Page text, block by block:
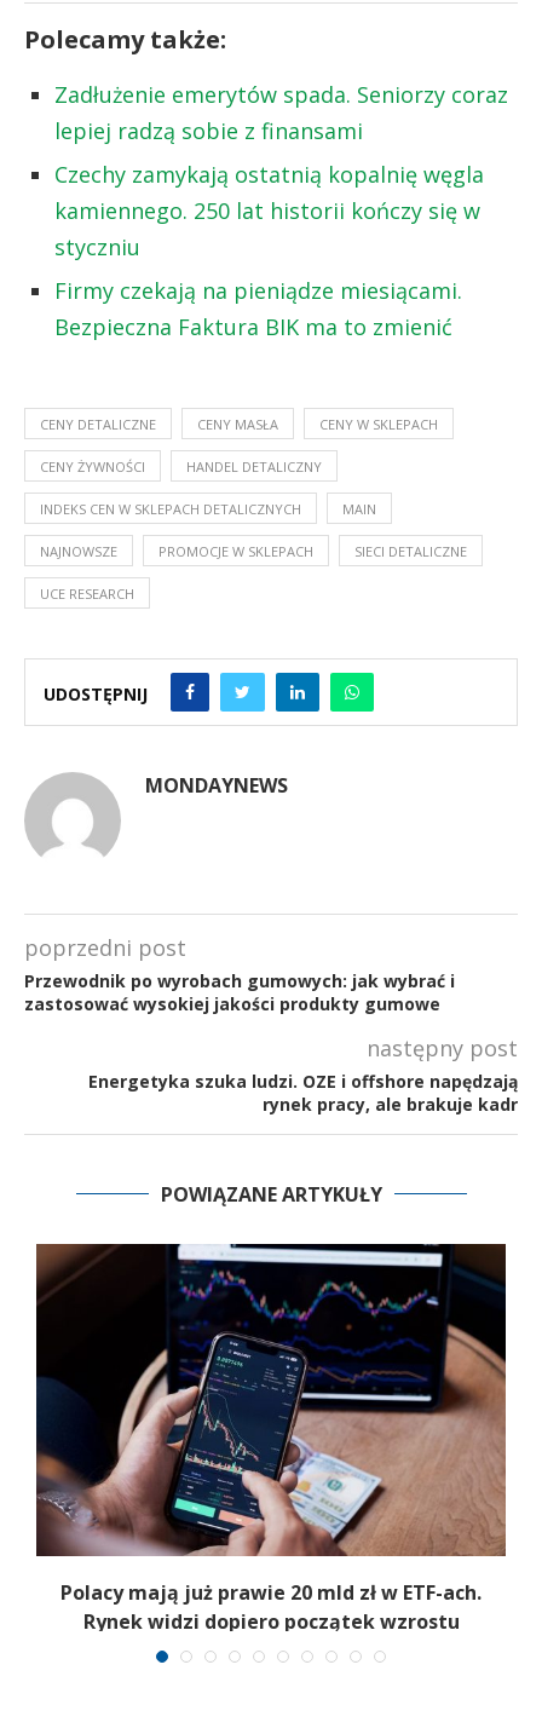
Polecamy także:
Zadłużenie emerytów spada. Seniorzy coraz
lepiej radzą sobie z finansami
Czechy zamykają ostatnią kopalnię węgla
kamiennego. 250 lat historii kończy się w
styczniu
Firmy czekają na pieniądze miesiącami.
Bezpieczna Faktura BIK ma to zmienić
CENY DETALICZNE CENY MASŁA CENY W SKLEPACH
CENY ŻYWNOŚCI HANDEL DETALICZNY
INDEKS CEN W SKLEPACH DETALICZNYCH MAIN
NAJNOWSZE PROMOCJE W SKLEPACH SIECI DETALICZNE
UCE RESEARCH
UDOSTĘPNIJ
MONDAYNEWS
poprzedni post
Przewodnik po wyrobach gumowych: jak wybrać i
zastosować wysokiej jakości produkty gumowe
następny post
Energetyka szuka ludzi. OZE i offshore napędzają
rynek pracy, ale brakuje kadr
POWIĄZANE ARTYKUŁY
Polacy mają już prawie 20 mld zł w ETF-ach.
Rynek widzi dopiero początek wzrostu